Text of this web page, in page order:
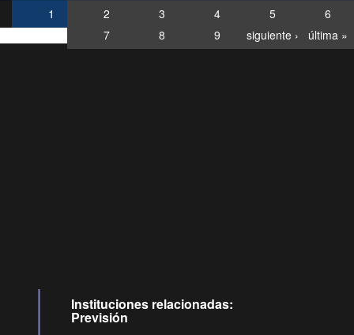
1 2 3 4 5
6
7
8 9 siguiente › última »
Instituciones relacionadas:
Previsión